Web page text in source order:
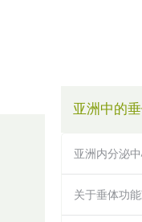
亚洲中的
亚洲内分泌
关于垂体功